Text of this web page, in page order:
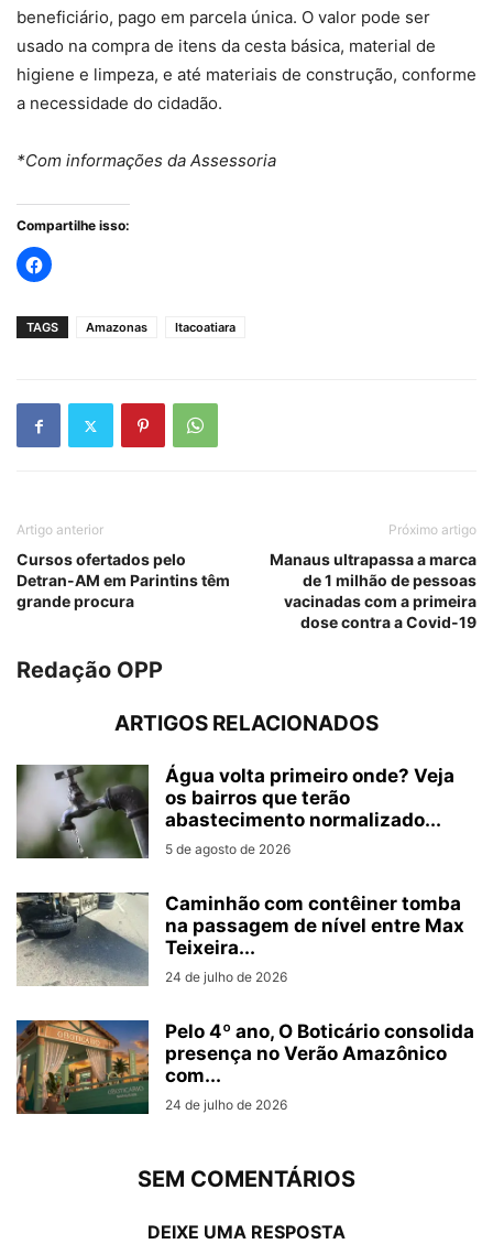
beneficiário, pago em parcela única. O valor pode ser
usado na compra de itens da cesta básica, material de
higiene e limpeza, e até materiais de construção, conforme
a necessidade do cidadão.
*Com informações da Assessoria
Compartilhe isso:
TAGS Amazonas Itacoatiara
Artigo anterior
Cursos ofertados pelo
Detran-AM em Parintins têm
grande procura
Próximo artigo
Manaus ultrapassa a marca
de 1 milhão de pessoas
vacinadas com a primeira
dose contra a Covid-19
Redação OPP
ARTIGOS RELACIONADOS
Água volta primeiro onde? Veja
os bairros que terão
abastecimento normalizado...
5 de agosto de 2026
Caminhão com contêiner tomba
na passagem de nível entre Max
Teixeira...
24 de julho de 2026
Pelo 4º ano, O Boticário consolida
presença no Verão Amazônico
com...
24 de julho de 2026
SEM COMENTÁRIOS
DEIXE UMA RESPOSTA